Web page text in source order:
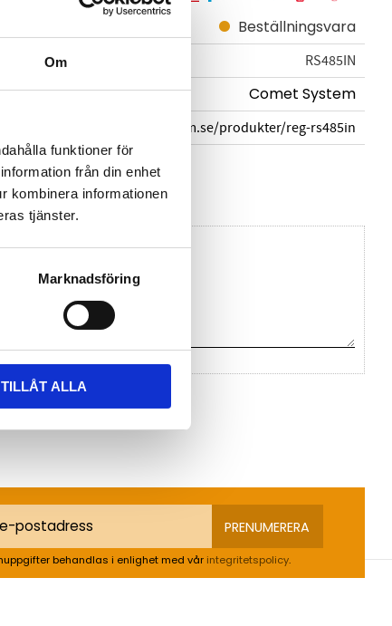
Om
funktioner för
från din enhet
kombinera informationen
tjänster.
Marknadsföring
TILLÅT ALLA
Beställningsvara
RS485IN
Comet System
cometsystem.se/produkter/reg-rs485in
System
omdöme.
PRENUMERERA
behandlas i enlighet med vår integritetspolicy.